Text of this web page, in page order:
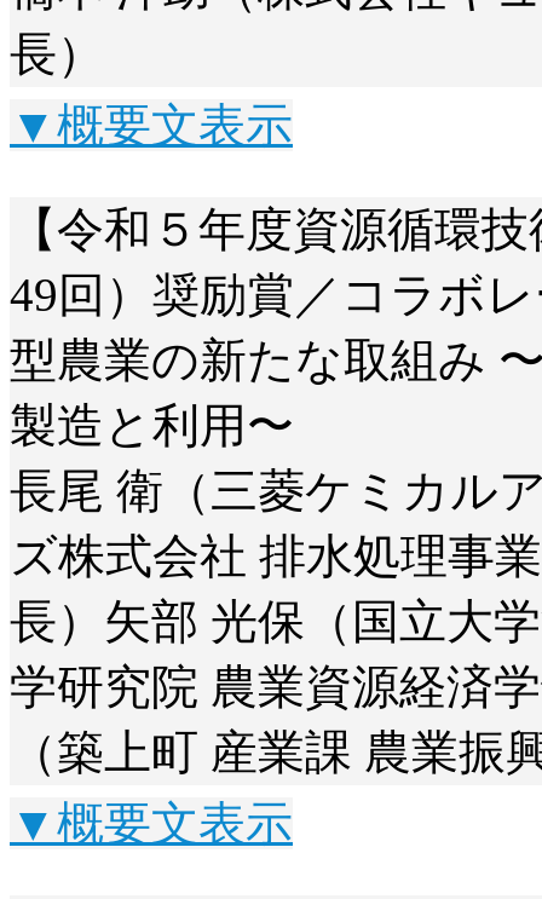
長）
▼概要文表示
【令和５年度資源循環
49回）奨励賞／コラボ
型農業の新たな取組み
製造と利用〜
長尾 衛（三菱ケミカル
ズ株式会社 排水処理事
長）矢部 光保（国立大
学研究院 農業資源経済
（築上町 産業課 農業振
▼概要文表示